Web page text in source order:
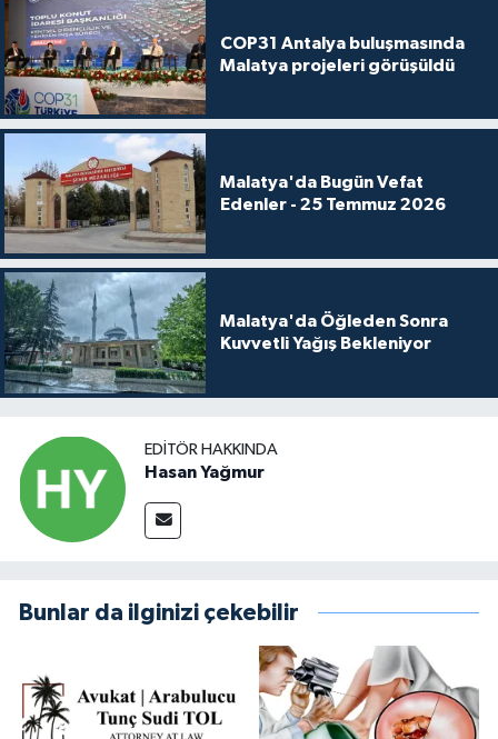
COP31 Antalya buluşmasında
Malatya projeleri görüşüldü
Malatya'da Bugün Vefat
Edenler - 25 Temmuz 2026
Malatya'da Öğleden Sonra
Kuvvetli Yağış Bekleniyor
EDITÖR HAKKINDA
Hasan Yağmur
Bunlar da ilginizi çekebilir